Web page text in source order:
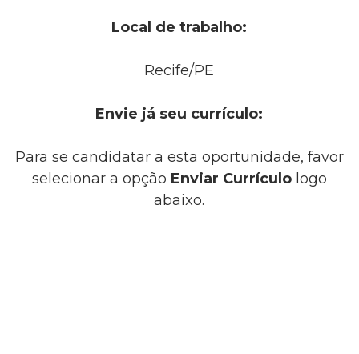
Local de trabalho:
Recife/PE
Envie já seu currículo:
Para se candidatar a esta oportunidade, favor
selecionar a opção Enviar Currículologo
abaixo.